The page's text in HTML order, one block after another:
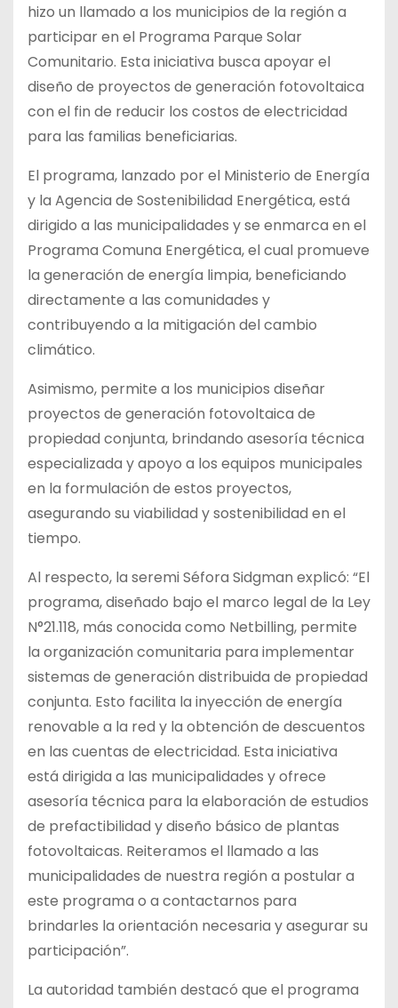
hizo un llamado a los municipios de la región a
participar en el Programa Parque Solar
Comunitario. Esta iniciativa busca apoyar el
diseño de proyectos de generación fotovoltaica
con el fin de reducir los costos de electricidad
para las familias beneficiarias.
El programa, lanzado por el Ministerio de Energía
y la Agencia de Sostenibilidad Energética, está
dirigido a las municipalidades y se enmarca en el
Programa Comuna Energética, el cual promueve
la generación de energía limpia, beneficiando
directamente a las comunidades y
contribuyendo a la mitigación del cambio
climático.
Asimismo, permite a los municipios diseñar
proyectos de generación fotovoltaica de
propiedad conjunta, brindando asesoría técnica
especializada y apoyo a los equipos municipales
en la formulación de estos proyectos,
asegurando su viabilidad y sostenibilidad en el
tiempo.
Al respecto, la seremi Séfora Sidgman explicó: “El
programa, diseñado bajo el marco legal de la Ley
N°21.118, más conocida como Netbilling, permite
la organización comunitaria para implementar
sistemas de generación distribuida de propiedad
conjunta. Esto facilita la inyección de energía
renovable a la red y la obtención de descuentos
en las cuentas de electricidad. Esta iniciativa
está dirigida a las municipalidades y ofrece
asesoría técnica para la elaboración de estudios
de prefactibilidad y diseño básico de plantas
fotovoltaicas. Reiteramos el llamado a las
municipalidades de nuestra región a postular a
este programa o a contactarnos para
brindarles la orientación necesaria y asegurar su
participación”.
La autoridad también destacó que el programa